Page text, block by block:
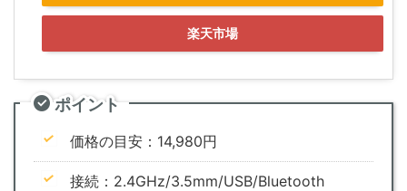
楽天市場
ポイント
価格の目安：14,980円
接続：2.4GHz/3.5mm/USB/Bluetooth